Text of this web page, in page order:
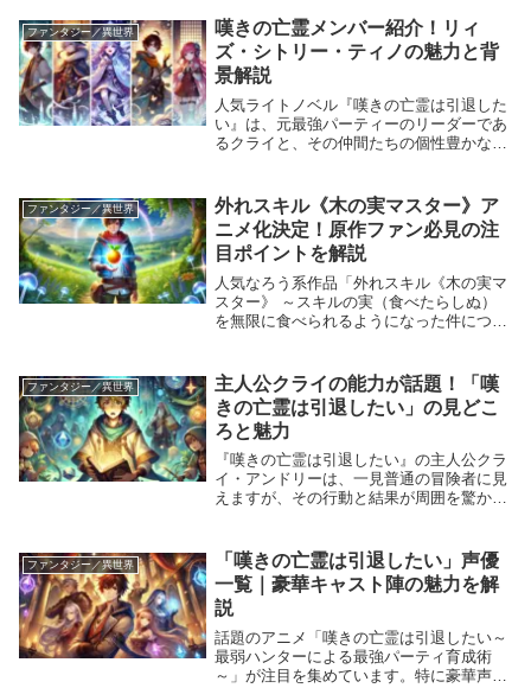
働いていたサラリーマン「内村伝之助」。
異世界で魔王...
ファンタジー／異世界
嘆きの亡霊メンバー紹介！リィ
ズ・シトリー・ティノの魅力と背
景解説
人気ライトノベル『嘆きの亡霊は引退した
い』は、元最強パーティーのリーダーであ
るクライと、その仲間たちの個性豊かな冒
ーたちは、それぞれがユニークな個性を持
ち、物語の展...
ファンタジー／異世界
外れスキル《木の実マスター》ア
ニメ化決定！原作ファン必見の注
目ポイントを解説
人気なろう系作品「外れスキル《木の実マ
スター》 ～スキルの実（食べたらしぬ）
を無限に食べられるようになった件につい
規視聴者も楽しめる独自のストーリー展開
と魅力的なキ...
ファンタジー／異世界
主人公クライの能力が話題！「嘆
きの亡霊は引退したい」の見どこ
ろと魅力
『嘆きの亡霊は引退したい』の主人公クラ
イ・アンドリーは、一見普通の冒険者に見
えますが、その行動と結果が周囲を驚かせ
聴者や読者を引きつけています。この記事
では、クライ...
ファンタジー／異世界
「嘆きの亡霊は引退したい」声優
一覧｜豪華キャスト陣の魅力を解
説
話題のアニメ「嘆きの亡霊は引退したい～
最弱ハンターによる最強パーティ育成術
～」が注目を集めています。特に豪華声優